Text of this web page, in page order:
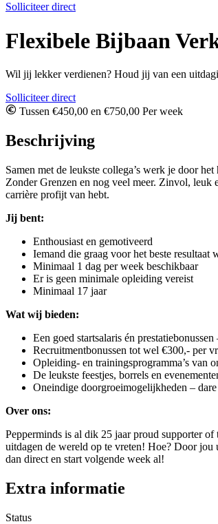
Solliciteer direct
Flexibele Bijbaan
Wil jij lekker verdienen? Houd jij van een
Solliciteer direct
Tussen €450,00 en €750,00 Per week
Beschrijving
Samen met de leukste collega’s werk je door
Zonder Grenzen en nog veel meer. Zinvol,
carrière profijt van hebt.
Jij bent:
Enthousiast en gemotiveerd
Iemand die graag voor het beste resultaat
Minimaal 1 dag per week beschikbaar
Er is geen minimale opleiding vereist
Minimaal 17 jaar
Wat wij bieden:
Een goed startsalaris én
Recruitmentbonussen tot wel €300,- per
Opleiding- en trainingsprogramma’s van
De leukste feestjes, borrels en
Oneindige doorgroeimogelijkheden –
Over ons:
Pepperminds is al dik 25 jaar proud supporter
uitdagen de wereld op te vreten! Hoe? Door jou
dan direct en start volgende week al!
Extra informatie
Status